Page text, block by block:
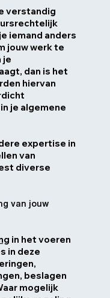
verstandig
iemand anders
jouw werk te
je
dan is het
hiervan
je algemene
expertise in
van
diverse
van jouw
in het voeren
in deze
beslagen
mogelijk